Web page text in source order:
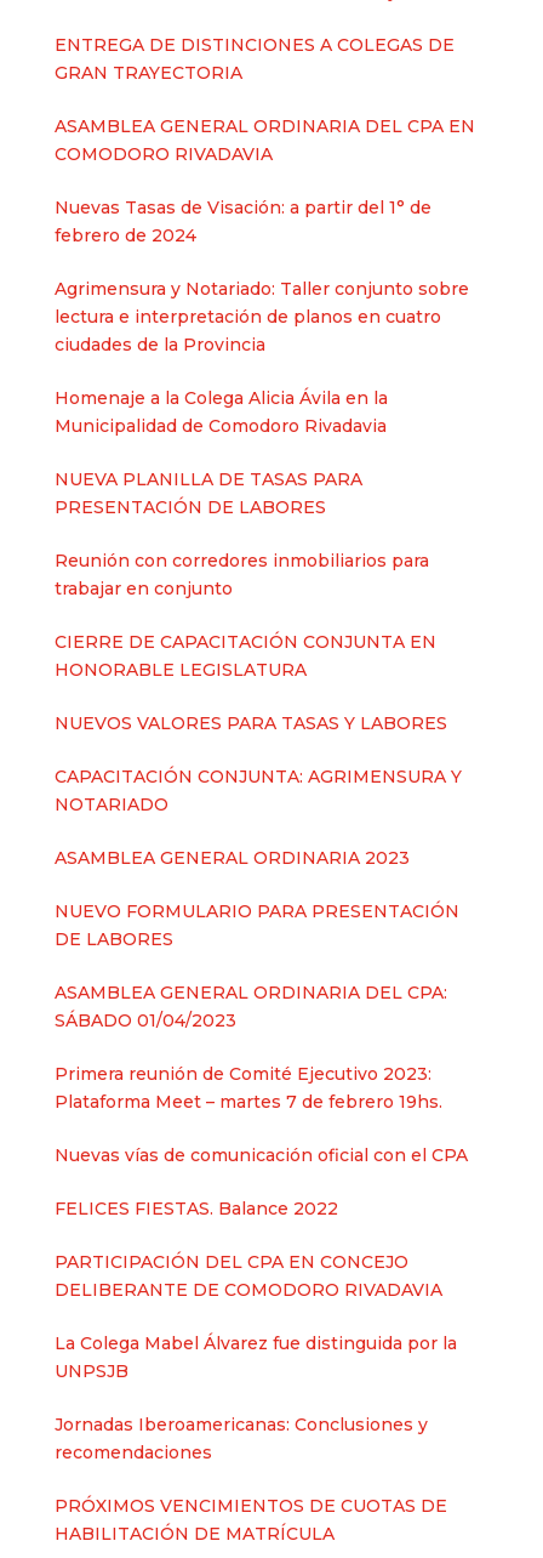
ENTREGA DE DISTINCIONES A COLEGAS DE
GRAN TRAYECTORIA
ASAMBLEA GENERAL ORDINARIA DEL CPA EN
COMODORO RIVADAVIA
Nuevas Tasas de Visación: a partir del 1° de
febrero de 2024
Agrimensura y Notariado: Taller conjunto sobre
lectura e interpretación de planos en cuatro
ciudades de la Provincia
Homenaje a la Colega Alicia Ávila en la
Municipalidad de Comodoro Rivadavia
NUEVA PLANILLA DE TASAS PARA
PRESENTACIÓN DE LABORES
Reunión con corredores inmobiliarios para
trabajar en conjunto
CIERRE DE CAPACITACIÓN CONJUNTA EN
HONORABLE LEGISLATURA
NUEVOS VALORES PARA TASAS Y LABORES
CAPACITACIÓN CONJUNTA: AGRIMENSURA Y
NOTARIADO
ASAMBLEA GENERAL ORDINARIA 2023
NUEVO FORMULARIO PARA PRESENTACIÓN
DE LABORES
ASAMBLEA GENERAL ORDINARIA DEL CPA:
SÁBADO 01/04/2023
Primera reunión de Comité Ejecutivo 2023:
Plataforma Meet – martes 7 de febrero 19hs.
Nuevas vías de comunicación oficial con el CPA
FELICES FIESTAS. Balance 2022
PARTICIPACIÓN DEL CPA EN CONCEJO
DELIBERANTE DE COMODORO RIVADAVIA
La Colega Mabel Álvarez fue distinguida por la
UNPSJB
Jornadas Iberoamericanas: Conclusiones y
recomendaciones
PRÓXIMOS VENCIMIENTOS DE CUOTAS DE
HABILITACIÓN DE MATRÍCULA